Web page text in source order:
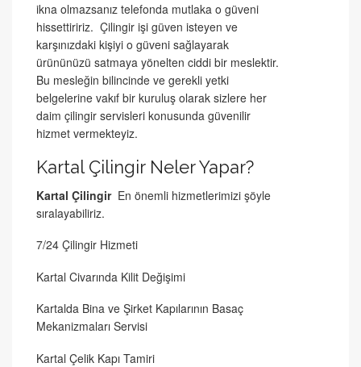
ikna olmazsanız telefonda mutlaka o güveni
hissettiririz. Çilingir işi güven isteyen ve
karşınızdaki kişiyi o güveni sağlayarak
ürününüzü satmaya yönelten ciddi bir meslektir.
Bu mesleğin bilincinde ve gerekli yetki
belgelerine vakıf bir kuruluş olarak sizlere her
daim çilingir servisleri konusunda güvenilir
hizmet vermekteyiz.
Kartal Çilingir Neler Yapar?
Kartal Çilingir En önemli hizmetlerimizi şöyle
sıralayabiliriz.
7/24 Çilingir Hizmeti
Kartal Civarında Kilit Değişimi
Kartalda Bina ve Şirket Kapılarının Basaç
Mekanizmaları Servisi
Kartal Çelik Kapı Tamiri